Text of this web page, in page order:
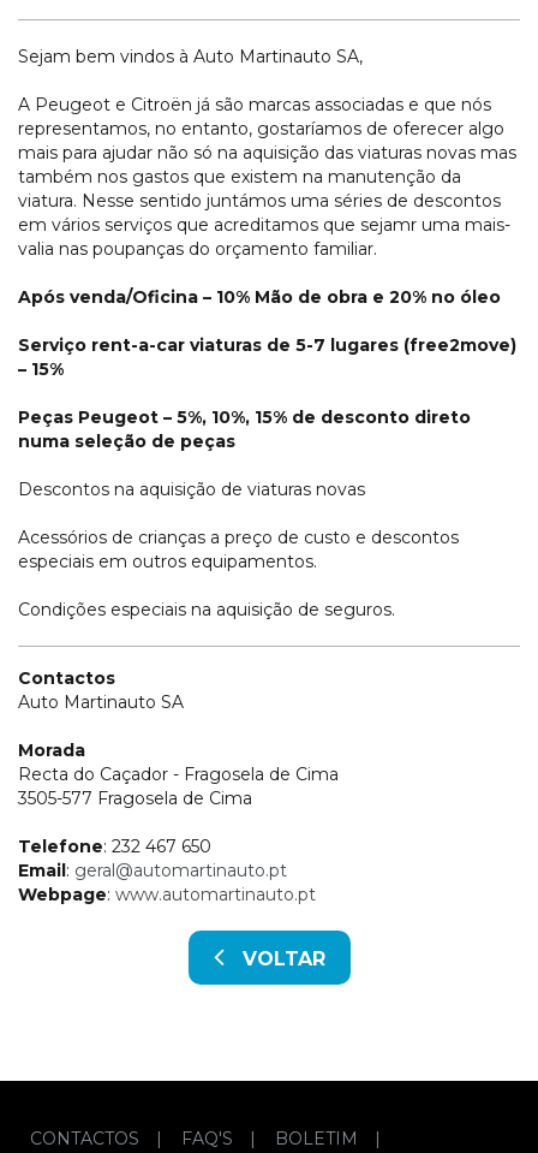
Sejam bem vindos à Auto Martinauto SA,
A Peugeot e Citroën já são marcas associadas e que nós
representamos, no entanto, gostaríamos de oferecer algo
mais para ajudar não só na aquisição das viaturas novas mas
também nos gastos que existem na manutenção da
viatura. Nesse sentido juntámos uma séries de descontos
em vários serviços que acreditamos que sejamr uma mais-
valia nas poupanças do orçamento familiar.
Após venda/Oficina – 10% Mão de obra e 20% no óleo
Serviço rent-a-car viaturas de 5-7 lugares (free2move)
– 15%
Peças Peugeot – 5%, 10%, 15% de desconto direto
numa seleção de peças
Descontos na aquisição de viaturas novas
Acessórios de crianças a preço de custo e descontos
especiais em outros equipamentos.
Condições especiais na aquisição de seguros.
Contactos
Auto Martinauto SA
Morada
Recta do Caçador - Fragosela de Cima
3505-577 Fragosela de Cima
Telefone: 232 467 650
Email: geral@automartinauto.pt
Webpage: www.automartinauto.pt
VOLTAR
CONTACTOS | FAQ'S | BOLETIM |